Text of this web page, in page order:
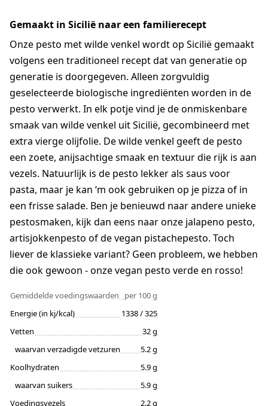
Gemaakt in Sicilië naar een familierecept
Onze pesto met wilde venkel wordt op Sicilië gemaakt
volgens een traditioneel recept dat van generatie op
generatie is doorgegeven. Alleen zorgvuldig
geselecteerde biologische ingrediënten worden in de
pesto verwerkt. In elk potje vind je de onmiskenbare
smaak van wilde venkel uit Sicilië, gecombineerd met
extra vierge olijfolie. De wilde venkel geeft de pesto
een zoete, anijsachtige smaak en textuur die rijk is aan
vezels. Natuurlijk is de pesto lekker als saus voor
pasta, maar je kan ‘m ook gebruiken op je pizza of in
een frisse salade. Ben je benieuwd naar andere unieke
pestosmaken, kijk dan eens naar onze jalapeno pesto,
artisjokkenpesto of de vegan pistachepesto. Toch
liever de klassieke variant? Geen probleem, we hebben
die ook gewoon - onze vegan pesto verde en rosso!
Gemiddelde voedingswaarden
per 100 g
Energie (in kj/kcal)
1338 / 325
Vetten
32 g
waarvan verzadigde vetzuren
5.2 g
Koolhydraten
5.9 g
waarvan suikers
5.9 g
Voedingsvezels
2.2 g